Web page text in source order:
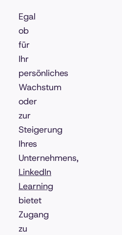
Egal
ob
für
Ihr
persönliches
Wachstum
oder
zur
Steigerung
Ihres
Unternehmens,
LinkedIn
Learning
bietet
Zugang
zu